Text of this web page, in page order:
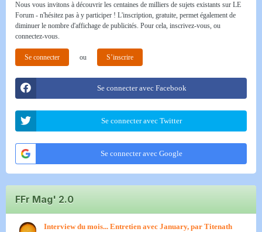
Nous vous invitons à découvrir les centaines de milliers de sujets existants sur LE
Forum - n'hésitez pas à y participer ! L'inscription, gratuite, permet également de
diminuer le nombre d'affichage de publicités. Pour cela, inscrivez-vous, ou
connectez-vous.
Se connecter ou S’inscrire
Se connecter avec Facebook
Se connecter avec Twitter
Se connecter avec Google
FFr Mag' 2.0
Interview du mois... Entretien avec January, par Titenath